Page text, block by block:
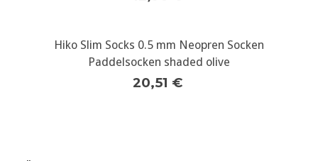
Hiko Slim Socks 0.5 mm Neopren Socken
Paddelsocken shaded olive
20,51 €